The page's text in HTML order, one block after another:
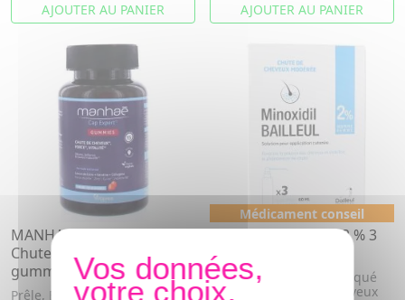
AJOUTER AU PANIER AJOUTER AU PANIER
MANHAE Cap expert -
Chute de cheveux x60
gummies
Prêle, Biotine, Collagène,
Médicament conseil
MINOXIDIL Bailleul 2 % 3
flacons de 60ml
Ce médicament est indiqué
en cas de chute de cheveux